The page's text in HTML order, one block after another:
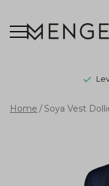
Soya
Home Soya Vest